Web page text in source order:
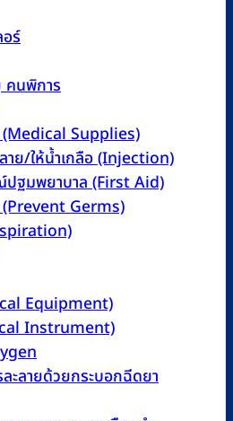
ร์
นพิการ
Supplies)
ย/ให้น้ำเกลือ (Injection)
ฐมพยาบาล (First Aid)
Germs)
Equipment)
Instrument)
ะลายด้วยกระบอกฉีดยา